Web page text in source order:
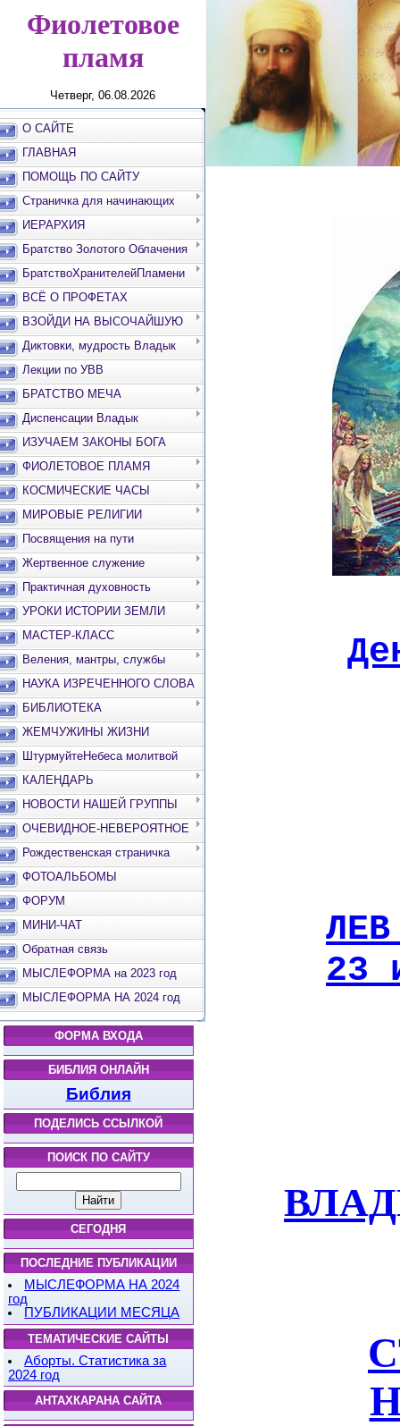
Фиолетовое
пламя
Четверг, 06.08.2026
О САЙТЕ
ГЛАВНАЯ
ПОМОЩЬ ПО САЙТУ
Страничка для начинающих
ИЕРАРХИЯ
Братство Золотого Облачения
БратствоХранителейПламени
ВСЁ О ПРОФЕТАХ
ВЗОЙДИ НА ВЫСОЧАЙШУЮ
ВЕРШИНУ
Диктовки, мудрость Владык
Лекции по УВВ
БРАТСТВО МЕЧА
Диспенсации Владык
ИЗУЧАЕМ ЗАКОНЫ БОГА
ФИОЛЕТОВОЕ ПЛАМЯ
КОСМИЧЕСКИЕ ЧАСЫ
МИРОВЫЕ РЕЛИГИИ
Посвящения на пути
Жертвенное служение
Практичная духовность
УРОКИ ИСТОРИИ ЗЕМЛИ
МАСТЕР-КЛАСС
Веления, мантры, службы
НАУКА ИЗРЕЧЕННОГО СЛОВА
БИБЛИОТЕКА
ЖЕМЧУЖИНЫ ЖИЗНИ
ШтурмуйтеНебеса молитвой
КАЛЕНДАРЬ
НОВОСТИ НАШЕЙ ГРУППЫ
ОЧЕВИДНОЕ-НЕВЕРОЯТНОЕ
Рождественская страничка
ФОТОАЛЬБОМЫ
ФОРУМ
МИНИ-ЧАТ
Обратная связь
МЫСЛЕФОРМА на 2023 год
МЫСЛЕФОРМА НА 2024 год
ФОРМА ВХОДА
БИБЛИЯ ОНЛАЙН
Библия
ПОДЕЛИСЬ ССЫЛКОЙ
ПОИСК ПО САЙТУ
СЕГОДНЯ
ПОСЛЕДНИЕ ПУБЛИКАЦИИ
МЫСЛЕФОРМА НА 2024
год
ПУБЛИКАЦИИ МЕСЯЦА
ТЕМАТИЧЕСКИЕ САЙТЫ
Аборты. Статистика за
2024 год
АНТАХКАРАНА САЙТА
23